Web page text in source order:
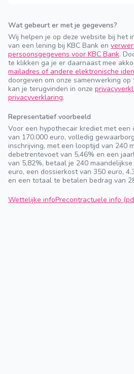
Wat gebeurt er met je gegevens?
Wij helpen je op deze website bij het
van een lening bij KBC Bank en
persoonsgegevens voor KBC Bank.
te klikken ga je er daarnaast mee
mailadres of andere elektronische
doorgeven om onze samenwerking
kan je terugvinden in onze
privacyverklaring.
Representatief voorbeeld
Voor een hypothecair krediet met een
van 170.000 euro, volledig
inschrijving, met een looptijd van 240
debetrentevoet van 5,46% en een
van 5,82%, betaal je 240
euro, een dossierkost van 350 euro,
en een totaal te betalen bedrag van
Wettelijke infoPrecontractuele info